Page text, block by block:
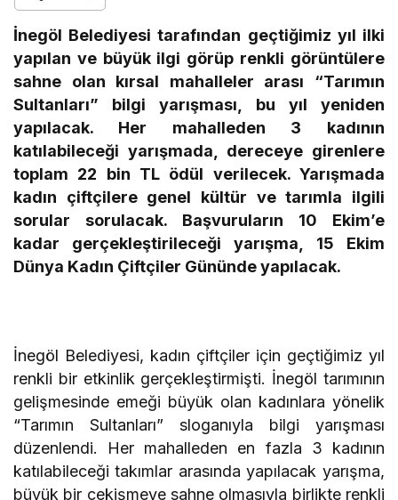
İnegöl Belediyesi tarafından geçtiğimiz yıl ilki
yapılan ve büyük ilgi görüp renkli görüntülere
sahne olan kırsal mahalleler arası “Tarımın
Sultanları” bilgi yarışması, bu yıl yeniden
yapılacak. Her mahalleden 3 kadının
katılabileceği yarışmada, dereceye girenlere
toplam 22 bin TL ödül verilecek. Yarışmada
kadın çiftçilere genel kültür ve tarımla ilgili
sorular sorulacak. Başvuruların 10 Ekim’e
kadar gerçekleştirileceği yarışma, 15 Ekim
Dünya Kadın Çiftçiler Gününde yapılacak.
İnegöl Belediyesi, kadın çiftçiler için geçtiğimiz yıl
renkli bir etkinlik gerçekleştirmişti. İnegöl tarımının
gelişmesinde emeği büyük olan kadınlara yönelik
“Tarımın Sultanları” sloganıyla bilgi yarışması
düzenlendi. Her mahalleden en fazla 3 kadının
katılabileceği takımlar arasında yapılacak yarışma,
büyük bir çekişmeye sahne olmasıyla birlikte renkli